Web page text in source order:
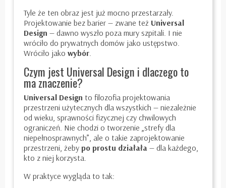
Tyle że ten obraz jest już mocno przestarzały.
Projektowanie bez barier — zwane też Universal
Design — dawno wyszło poza mury szpitali. I nie
wróciło do prywatnych domów jako ustępstwo.
Wróciło jako wybór
Czym jest Universal Design i dlaczego to
ma znaczenie?
Universal Design to filozofia projektowania
przestrzeni użytecznych dla wszystkich — niezależnie
od wieku, sprawności fizycznej czy chwilowych
ograniczeń. Nie chodzi o tworzenie „strefy dla
niepełnosprawnych”, ale o takie zaprojektowanie
przestrzeni, żeby po prostu działała — dla każdego,
kto z niej korzysta.
W praktyce wygląda to tak: